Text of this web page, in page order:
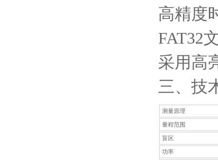
高精度
FAT32
采用高
三、技
测量原理
量程范围
盲区
功率